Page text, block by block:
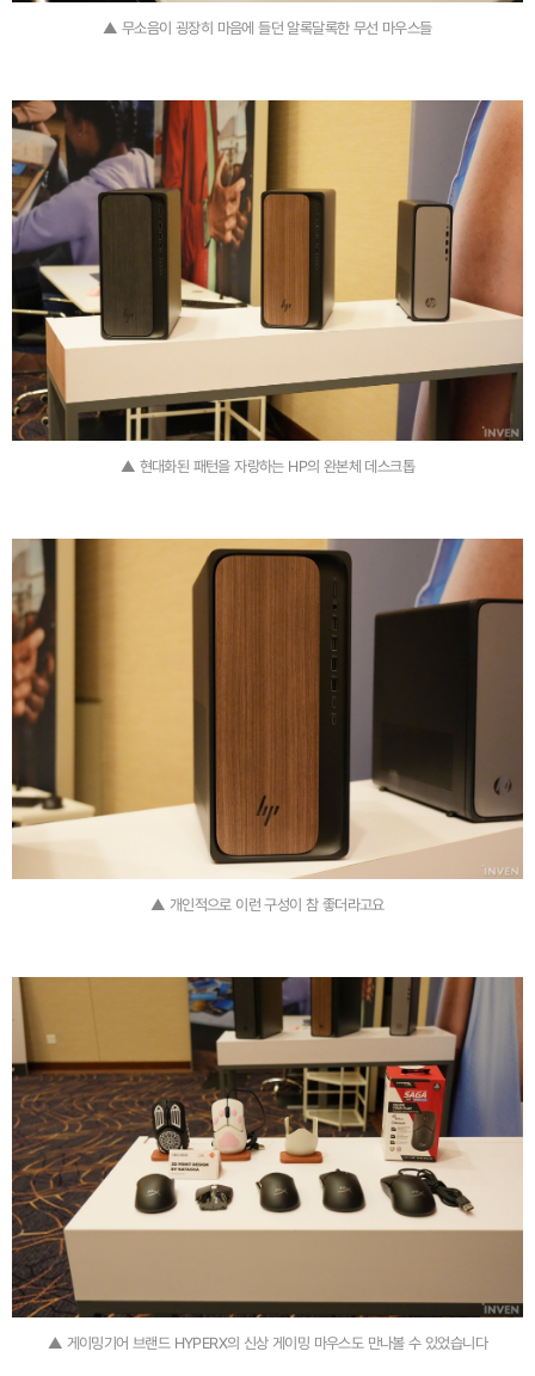
▲ 무소음이 굉장히 마음에 들던 알록달록한 무선 마우스들
▲ 현대화된 패턴을 자랑하는 HP의 완본체 데스크톱
▲ 개인적으로 이런 구성이 참 좋더라고요
▲ 게이밍기어 브랜드 HYPERX의 신상 게이밍 마우스도 만나볼 수 있었습니다